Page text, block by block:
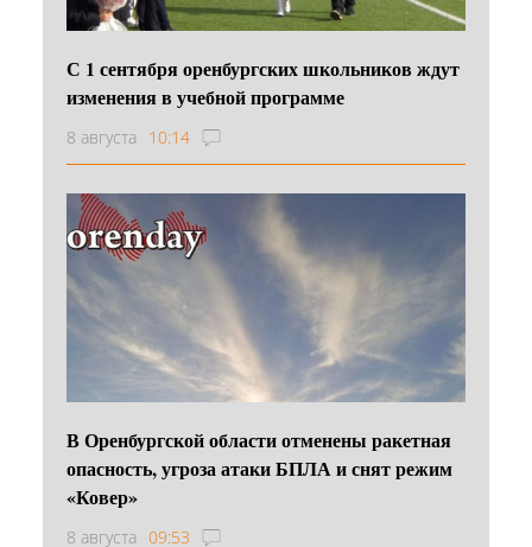
С 1 сентября оренбургских школьников ждут
изменения в учебной программе
8 августа 10:14
В Оренбургской области отменены ракетная
опасность, угроза атаки БПЛА и снят режим
«Ковер»
8 августа 09:53